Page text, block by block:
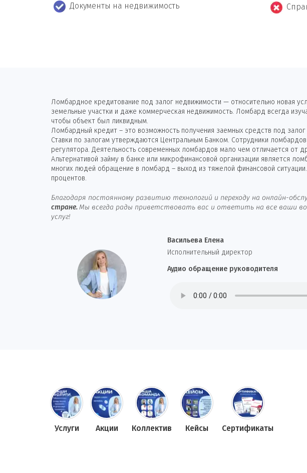
Документы на недвижимость
Ломбардное кредитование под залог недвижимости — относительно новая
земельные участки и даже коммерческая недвижимость. Ломбард всегда
чтобы объект был ликвидным.
Ломбардный кредит – это возможность получения заемных средств под
Ставки по залогам утверждаются Центральным Банком. Сотрудники
регулятора. Деятельность современных ломбардов мало чем отличается от
Альтернативой займу в банке или микрофинансовой организации является
многих людей обращение в ломбард – выход из тяжелой финансовой
процентов.
Благодаря постоянному развитию технологий и переходу на онлайн-
стране. Мы всегда рады приветствовать вас и ответить на все ваши
услуг!
Васильева Елена
И сполнительный директор
Аудио обращение руководителя
Услуги Акции Коллектив Кейсы Сертификаты